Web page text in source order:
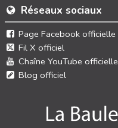
Réseaux sociaux
Page Facebook officielle
Fil X officiel
Chaîne YouTube officielle
Blog officiel